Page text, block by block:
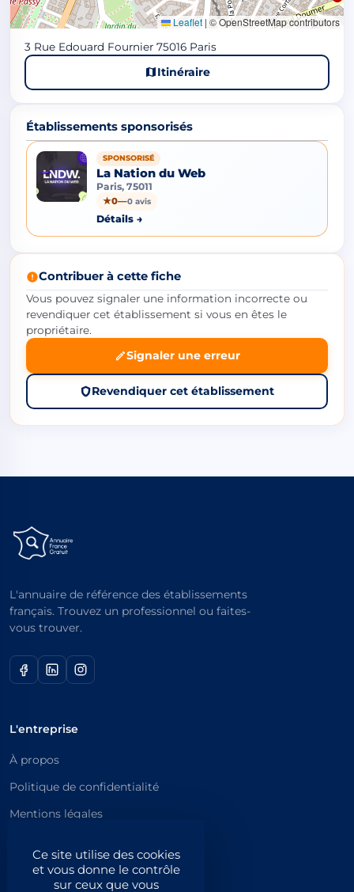
Ce site utilise des cookies
et vous donne le contrôle
sur ceux que vous
Leaflet | © OpenStreetMap contributors
3 Rue Edouard Fournier 75016 Paris
Itinéraire
Établissements sponsorisés
SPONSORISÉ
La Nation du Web
Paris, 75011
★0—0 avis
Détails →
Contribuer à cette fiche
Vous pouvez signaler une information incorrecte ou
revendiquer cet établissement si vous en êtes le
propriétaire.
Signaler une erreur
Revendiquer cet établissement
L'annuaire de référence des établissements
français. Trouvez un professionnel ou faites-
vous trouver.
L'entreprise
À propos
Politique de confidentialité
Mentions légales
Catégories principales
Catégories